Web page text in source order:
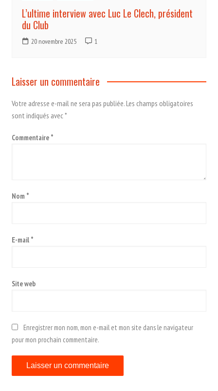
L’ultime interview avec Luc Le Clech, président
du Club
20 novembre 2025 1
Laisser un commentaire
Votre adresse e-mail ne sera pas publiée.Les champs obligatoires
sont indiqués avec*
Commentaire *
Nom *
E-mail *
Site web
Enregistrer mon nom, mon e-mail et mon site dans le navigateur
pour mon prochain commentaire.